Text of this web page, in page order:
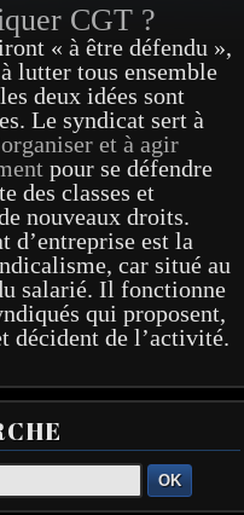
CGT ?
« à être défendu »,
lutter tous ensemble
deux idées sont
Le syndicat sert à
et à agir
pour se défendre
des classes et
nouveaux droits.
d’entreprise est la
car situé au
salarié. Il fonctionne
qui proposent,
décident de l’activité.
OK